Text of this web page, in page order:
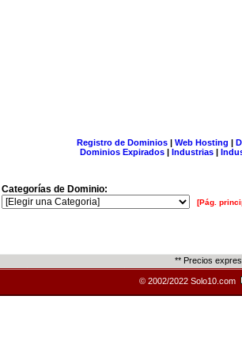
Registro de Dominios| Web Hosting |
Dominios Expirados | Industrias |
Categorías de Dominio:
[Pág.
** Precios
© 2002/2022 Solo10.com